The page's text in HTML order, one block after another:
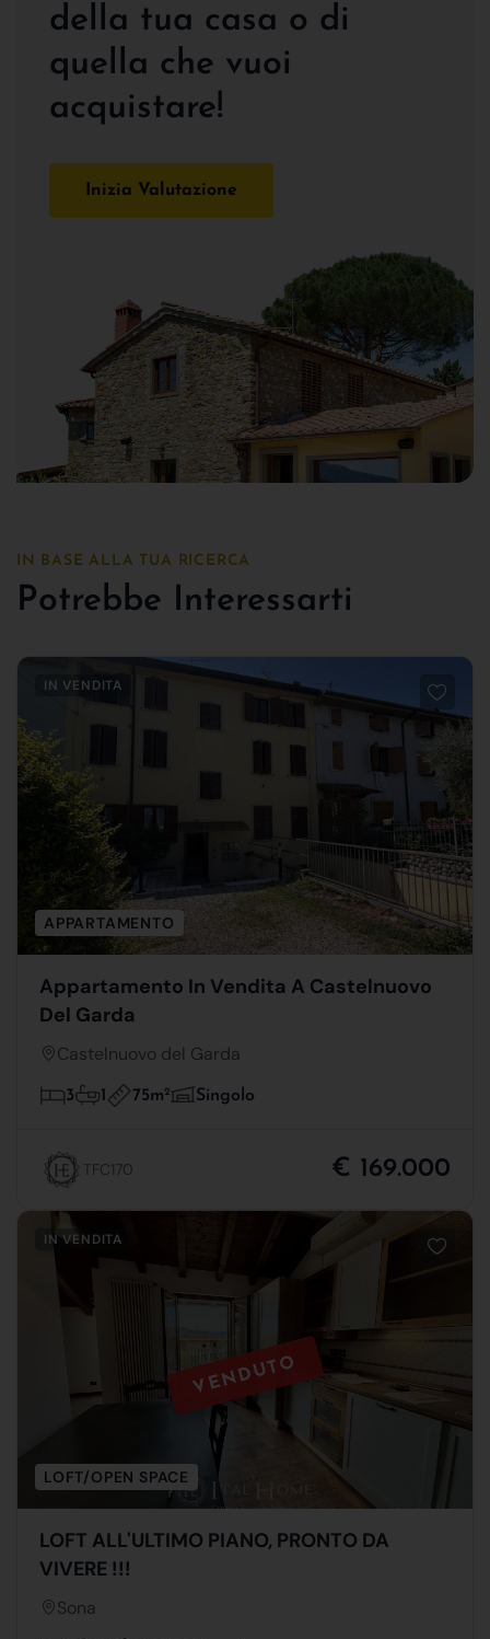
della tua casa o di
quella che vuoi
acquistare!
Inizia Valutazione
IN BASE ALLA TUA RICERCA
Potrebbe Interessarti
IN VENDITA
APPARTAMENTO
Appartamento In Vendita A Castelnuovo
Del Garda
Castelnuovo del Garda
3 1 75m2 Singolo
TFC170 € 169.000
VENDUTO
IN VENDITA
LOFT/OPEN SPACE
LOFT ALL'ULTIMO PIANO, PRONTO DA
VIVERE !!!
Sona